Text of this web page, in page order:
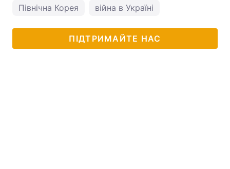
Північна Корея війна в Україні
ПІДТРИМАЙТЕ НАС